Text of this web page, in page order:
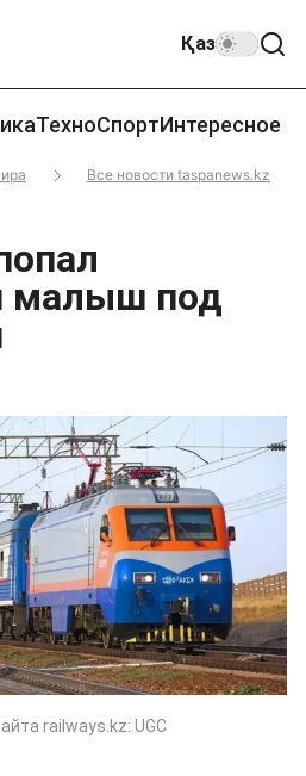
Қаз
ТехноСпортИнтересное
Все новости taspanews.kz
малыш под
railways.kz: UGC